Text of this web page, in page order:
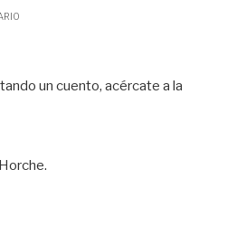
un cuento, acércate a la